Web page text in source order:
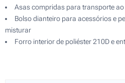
Asas compridas para transporte
Bolso dianteiro para acessórios e
misturar
Forro interior de poliéster 210D e